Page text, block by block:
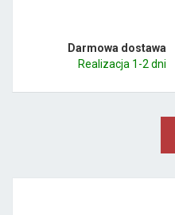
Darmowa dostawa
Realizacja 1-2 dni